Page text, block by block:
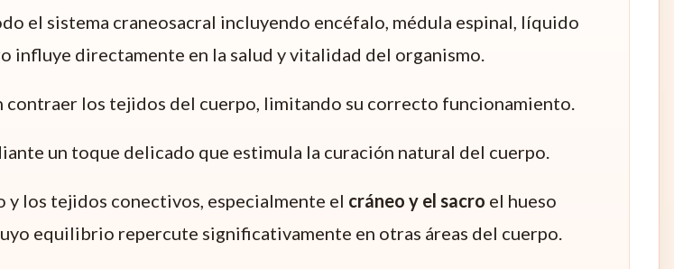
el sistema craneosacral incluyendo encéfalo, médula espinal, líquido
influye directamente en la salud y vitalidad del organismo.
contraer los tejidos del cuerpo, limitando su correcto funcionamiento.
un toque delicado que estimula la curación natural del cuerpo.
y los tejidos conectivos, especialmente el cráneo y el sacro el hueso
equilibrio repercute significativamente en otras áreas del cuerpo.